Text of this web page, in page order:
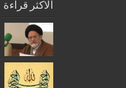
الاكثر قراءة